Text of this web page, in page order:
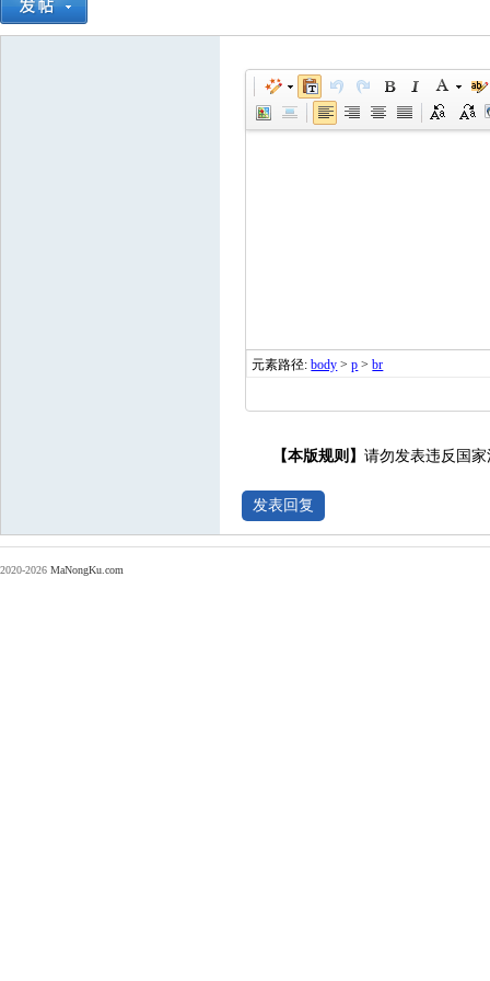
元素路径:body >p >br
【本版规则】 请勿发表违反国
2020-2026 MaNongKu.com